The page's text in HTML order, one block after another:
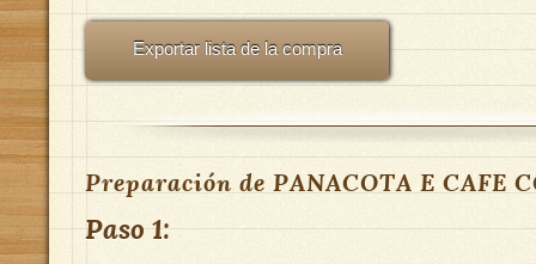
Exportar lista de la compra
Preparación de PANACOTA E CAFE
Paso 1: